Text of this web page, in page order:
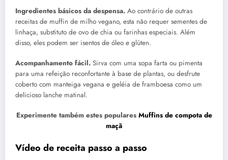
Ingredientes básicos da despensa. Ao contrário de outras
receitas de muffin de milho vegano, esta não requer sementes de
linhaça, substituto de ovo de chia ou farinhas especiais. Além
disso, eles podem ser isentos de óleo e glúten.
Acompanhamento fácil. Sirva com uma sopa farta ou pimenta
para uma refeição reconfortante à base de plantas, ou desfrute
coberto com manteiga vegana e geléia de framboesa como um
delicioso lanche matinal.
Experimente também estes populares Muffins de compota de
maçã
Vídeo de receita passo a passo